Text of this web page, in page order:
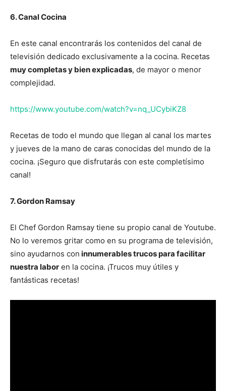
6. Canal Cocina
En este canal encontrarás los contenidos del canal de
televisión dedicado exclusivamente a la cocina. Recetas
muy completas y bien explicadas, de mayor o menor
complejidad.
https://www.youtube.com/watch?v=nq_UCybiKZ8
Recetas de todo el mundo que llegan al canal los martes
y jueves de la mano de caras conocidas del mundo de la
cocina. ¡Seguro que disfrutarás con este completísimo
canal!
7. Gordon Ramsay
El Chef Gordon Ramsay tiene su propio canal de Youtube.
No lo veremos gritar como en su programa de televisión,
sino ayudarnos con innumerables trucos para facilitar
nuestra labor en la cocina. ¡Trucos muy útiles y
fantásticas recetas!